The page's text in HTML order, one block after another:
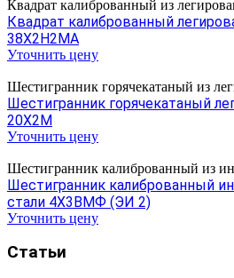
Квадрат калиброванный из
Квадрат калиброванный
38Х2Н2МА
Уточнить цену
Шестигранник горячекатаный из
Шестигранник горячекатаный
20Х2М
Уточнить цену
Шестигранник калиброванный из
Шестигранник калиброванный
стали 4Х3ВМФ (ЭИ 2)
Уточнить цену
Статьи